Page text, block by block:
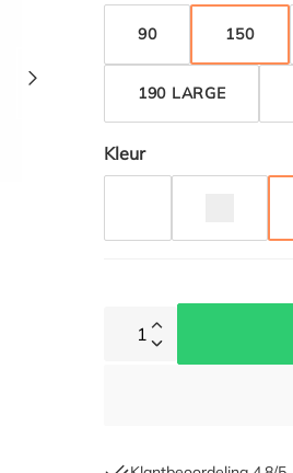
90 150
190 LARGE
Selecteer
Kleur
1